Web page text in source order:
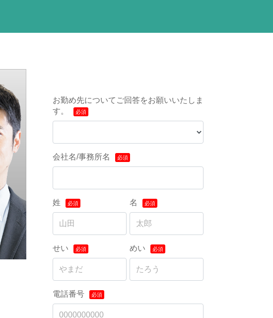
お勤め先についてご回答をお願いいたしま
す。
会社名/事務所名
姓 名
せい めい
電話番号